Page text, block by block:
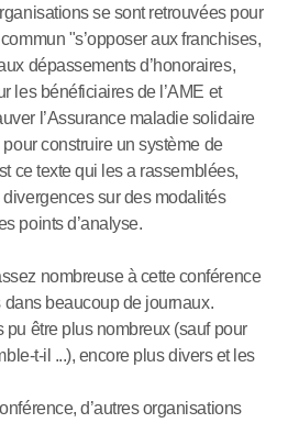
se sont retrouvées pour
"s’opposer aux franchises,
dépassements d’honoraires,
les bénéficiaires de l’AME et
l’Assurance maladie solidaire
pour construire un système de
ce texte qui les a rassemblées,
sur des modalités
points d’analyse.
nombreuse à cette conférence
dans beaucoup de journaux.
pu être plus nombreux (sauf pour
t-il ...), encore plus divers et les
d’autres organisations